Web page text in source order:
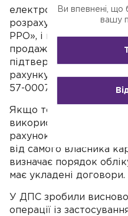
електронного
розрахунковий
РРО», і вона не
продажу товару
підтверджує
рахунку власника
57-0007/62082).
Якщо товар чи послуга
використанням
рахунок продавця
від самого власника
визначає порядок
має укладені договори.
У ДПС зробили
операції із
Ви впевнені, що
вашу